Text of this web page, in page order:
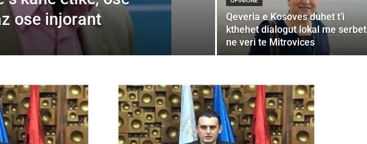
ose injorant
Qeveria e Kosoves duhet t’i
kthehet dialogut lokal me serbet
ne veri te Mitrovices